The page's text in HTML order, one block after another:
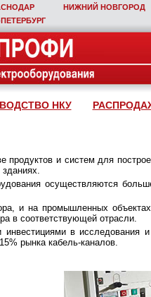
НИЖНИЙ НОВГОРОД
НКУ
и систем для
осуществляются
и на промышленных
в соответствующей отрасли.
в исследования и
рынка кабель-каналов.